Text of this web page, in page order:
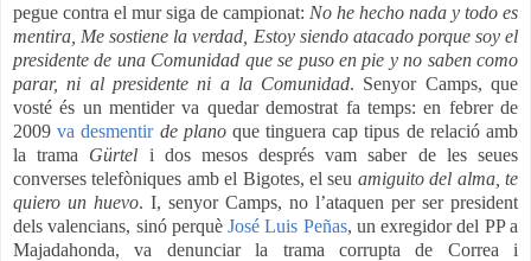
pegue contra el mur siga de campionat: No he hecho nada y todo es
mentira, Me sostiene la verdad, Estoy siendo atacado porque soy el
presidente de una Comunidad que se puso en pie y no saben como
parar, ni al presidente ni a la Comunidad. Senyor Camps, que
vosté és un mentider va quedar demostrat fa temps: en febrer de
2009va desmentir de plano que tinguera cap tipus de relació amb
la trama Gürtel i dos mesos després vam saber de les seues
converses telefòniques amb el Bigotes, el seu amiguito del alma, te
quiero un huevo. I, senyor Camps, no l’ataquen per ser president
dels valencians, sinó perquèJosé Luis Peñas, un exregidor del PP a
Majadahonda, va denunciar la trama corrupta de Correa
i